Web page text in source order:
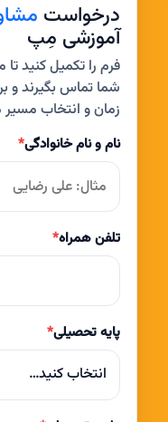
درخواست
آموزشی مِپ
فرم را تکمیل کنید
شما تماس بگیرند و
زمان و انتخاب مسیر
نام و نام خانوادگی*
تلفن همراه*
پایه تحصیلی*
انتخاب کنید…